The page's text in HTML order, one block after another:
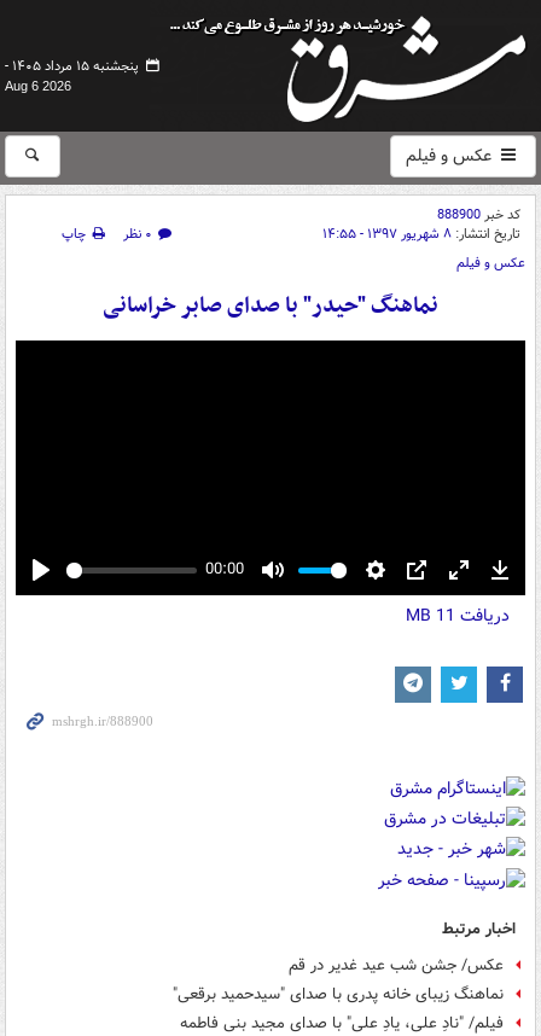
پنجشنبه ۱۵ مرداد ۱۴۰۵ -
Aug 6 2026
عکس و فیلم
کد خبر888900
تاریخ انتشار: ۸ شهریور ۱۳۹۷ - ۱۴:۵۵ ۰ نظر
چاپ
عکس و فیلم
نماهنگ "حیدر" با صدای صابر خراسانی
Play
00:00
Mute Settings
PIP Enter
fullscreen
دریافت 11 MB
اخبار مرتبط
عکس/ جشن شب عید غدیر در قم
نماهنگ زیبای خانه پدری با صدای "سیدحمید برقعی"
فیلم/ "نادِ علی، یادِ علی" با صدای مجید بنی فاطمه